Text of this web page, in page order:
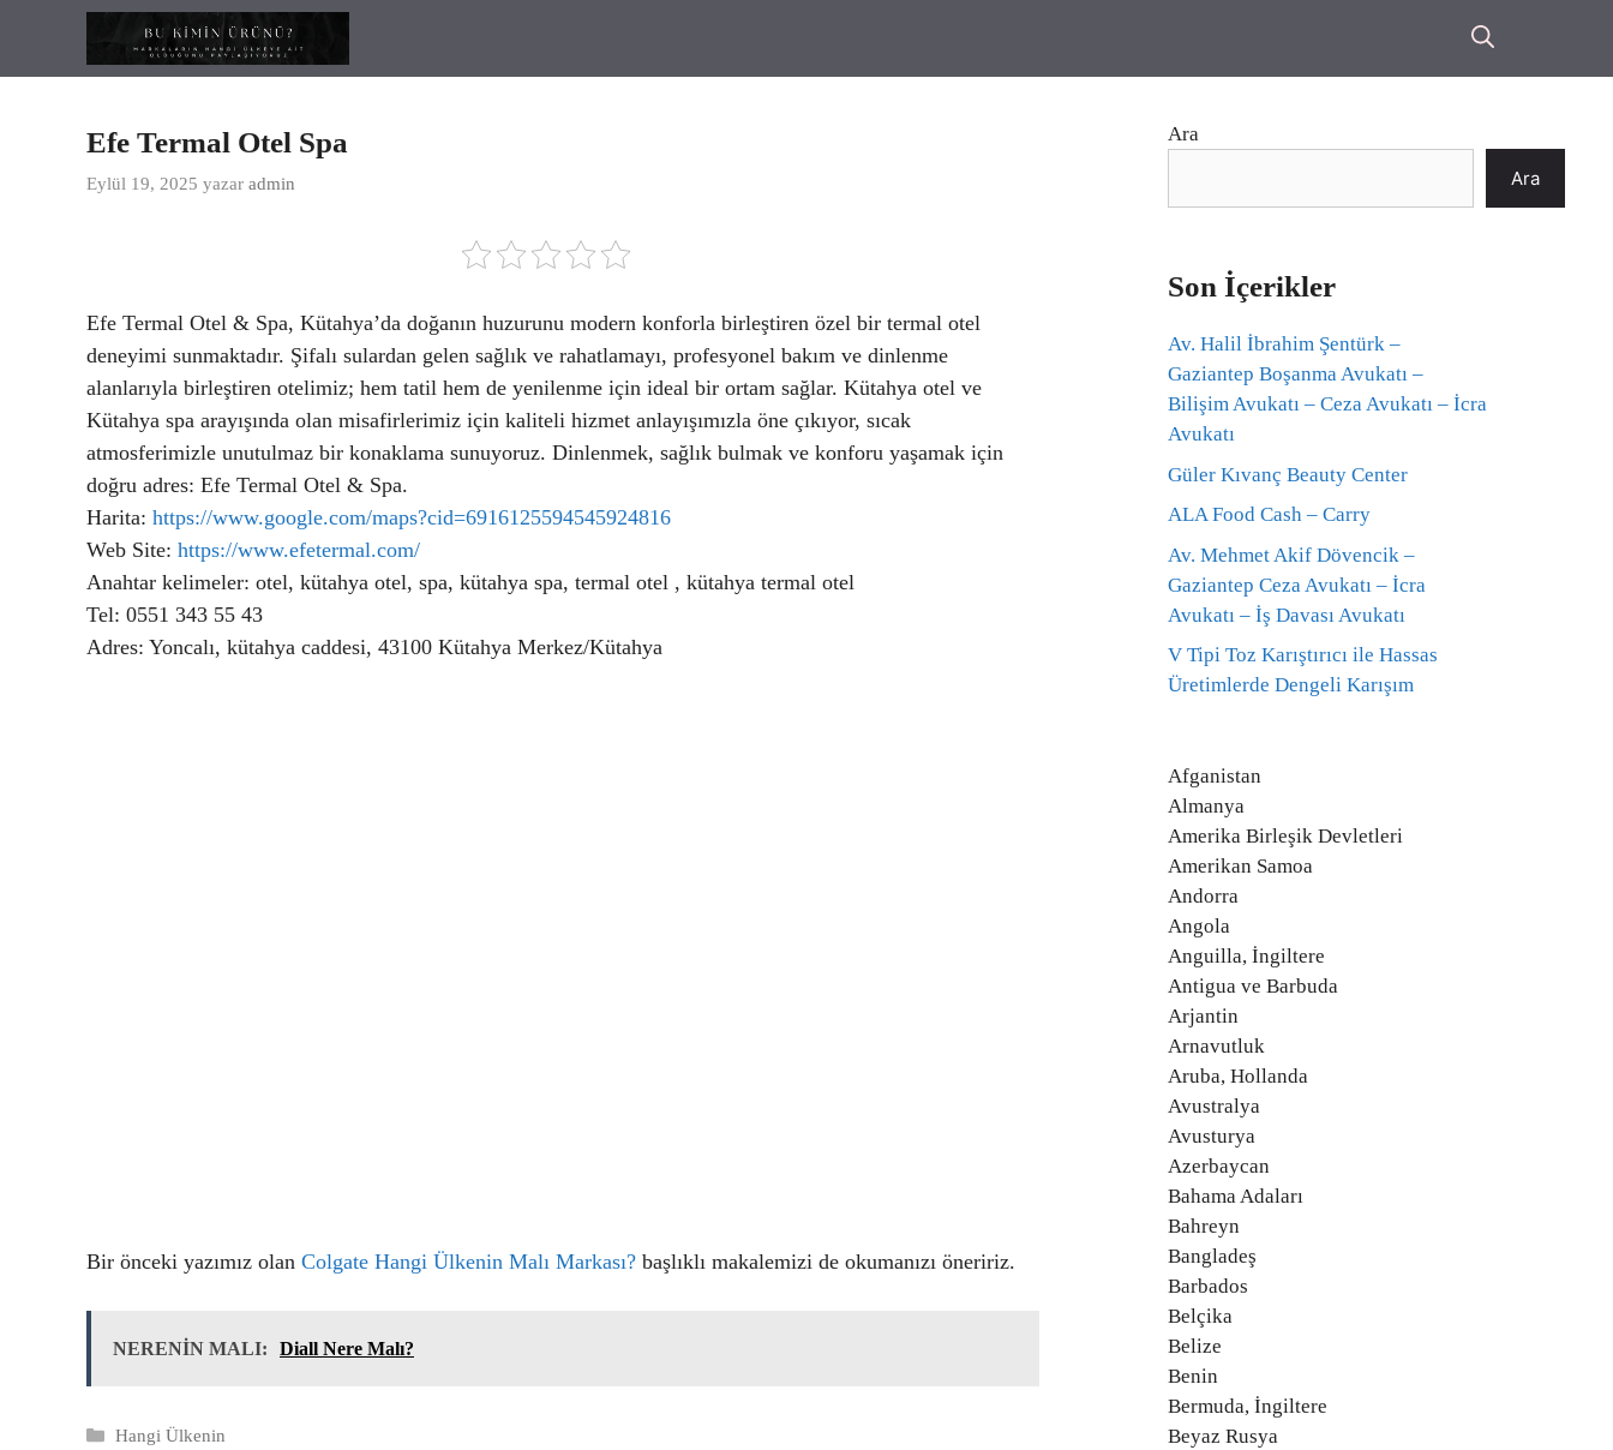
Efe Termal Otel Spa
Eylül 19, 2025 yazar admin
Efe Termal Otel & Spa, Kütahya’da doğanın huzurunu modern konforla birleştiren özel bir termal otel
deneyimi sunmaktadır. Şifalı sulardan gelen sağlık ve rahatlamayı, profesyonel bakım ve dinlenme
alanlarıyla birleştiren otelimiz; hem tatil hem de yenilenme için ideal bir ortam sağlar. Kütahya otel ve
Kütahya spa arayışında olan misafirlerimiz için kaliteli hizmet anlayışımızla öne çıkıyor, sıcak
atmosferimizle unutulmaz bir konaklama sunuyoruz. Dinlenmek, sağlık bulmak ve konforu yaşamak için
doğru adres: Efe Termal Otel & Spa.
Harita: https://www.google.com/maps?cid=6916125594545924816
Web Site: https://www.efetermal.com/
Anahtar kelimeler: otel, kütahya otel, spa, kütahya spa, termal otel , kütahya termal otel
Tel: 0551 343 55 43
Adres: Yoncalı, kütahya caddesi, 43100 Kütahya Merkez/Kütahya
Bir önceki yazımız olan Colgate Hangi Ülkenin Malı Markası? başlıklı makalemizi de okumanızı öneririz.
NERENİN MALI: Diall Nere Malı?
Kategoriler
Hangi Ülkenin
Ara
Ara
Son İçerikler
Av. Halil İbrahim Şentürk –
Gaziantep Boşanma Avukatı –
Bilişim Avukatı – Ceza Avukatı – İcra
Avukatı
Güler Kıvanç Beauty Center
ALA Food Cash – Carry
Av. Mehmet Akif Dövencik –
Gaziantep Ceza Avukatı – İcra
Avukatı – İş Davası Avukatı
V Tipi Toz Karıştırıcı ile Hassas
Üretimlerde Dengeli Karışım
Afganistan
Almanya
Amerika Birleşik Devletleri
Amerikan Samoa
Andorra
Angola
Anguilla, İngiltere
Antigua ve Barbuda
Arjantin
Arnavutluk
Aruba, Hollanda
Avustralya
Avusturya
Azerbaycan
Bahama Adaları
Bahreyn
Bangladeş
Barbados
Belçika
Belize
Benin
Bermuda, İngiltere
Beyaz Rusya